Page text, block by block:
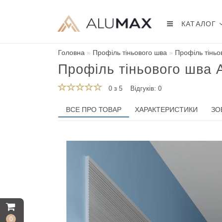
0
КАТАЛОГ
Головна Профіль тіньового шва Профіль
Профіль тіньового
0 з 5 Відгуків: 0
ВСЕ ПРО ТОВАР ХАРАКТЕРИСТИКИ